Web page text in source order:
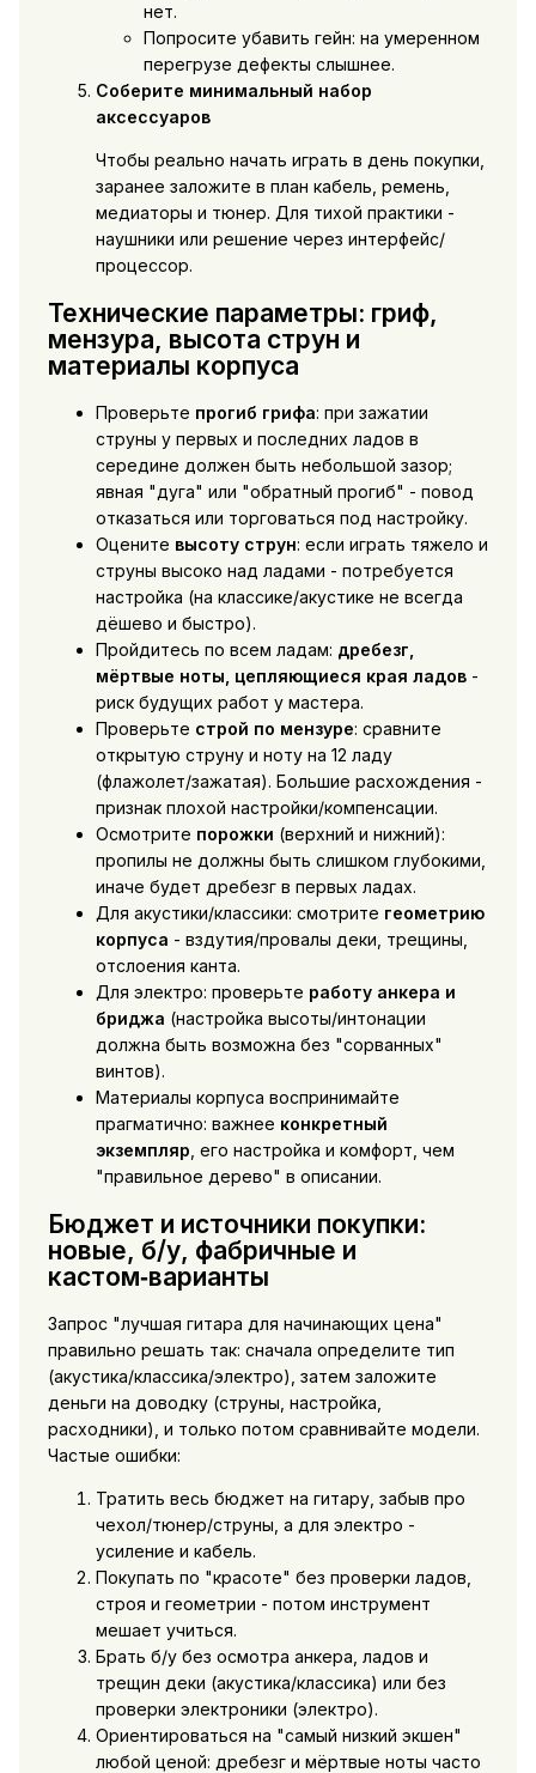
нет.
Попросите убавить гейн: на умеренном
перегрузе дефекты слышнее.
Соберите минимальный набор
аксессуаров
Чтобы реально начать играть в день покупки,
заранее заложите в план кабель, ремень,
медиаторы и тюнер. Для тихой практики -
наушники или решение через интерфейс/
процессор.
Технические параметры: гриф,
мензура, высота струн и
материалы корпуса
Проверьте прогиб грифа: при зажатии
струны у первых и последних ладов в
середине должен быть небольшой зазор;
явная "дуга" или "обратный прогиб" - повод
отказаться или торговаться под настройку.
Оцените высоту струн: если играть тяжело и
струны высоко над ладами - потребуется
настройка (на классике/акустике не всегда
дёшево и быстро).
Пройдитесь по всем ладам: дребезг,
мёртвые ноты, цепляющиеся края ладов-
риск будущих работ у мастера.
Проверьте строй по мензуре: сравните
открытую струну и ноту на 12 ладу
(флажолет/зажатая). Большие расхождения -
признак плохой настройки/компенсации.
Осмотрите порожки (верхний и нижний):
пропилы не должны быть слишком глубокими,
иначе будет дребезг в первых ладах.
Для акустики/классики: смотрите геометрию
корпуса - вздутия/провалы деки, трещины,
отслоения канта.
Для электро: проверьте работу анкера и
бриджа (настройка высоты/интонации
должна быть возможна без "сорванных"
винтов).
Материалы корпуса воспринимайте
прагматично: важнее конкретный
экземпляр , его настройка и комфорт, чем
"правильное дерево" в описании.
Бюджет и источники покупки:
новые, б/у, фабричные и
кастом‑варианты
Запрос "лучшая гитара для начинающих цена"
правильно решать так: сначала определите тип
(акустика/классика/электро), затем заложите
деньги на доводку (струны, настройка,
расходники), и только потом сравнивайте модели.
Частые ошибки:
Тратить весь бюджет на гитару, забыв про
чехол/тюнер/струны, а для электро -
усиление и кабель.
Покупать по "красоте" без проверки ладов,
строя и геометрии - потом инструмент
мешает учиться.
Брать б/у без осмотра анкера, ладов и
трещин деки (акустика/классика) или без
проверки электроники (электро).
Ориентироваться на "самый низкий экшен"
любой ценой: дребезг и мёртвые ноты часто